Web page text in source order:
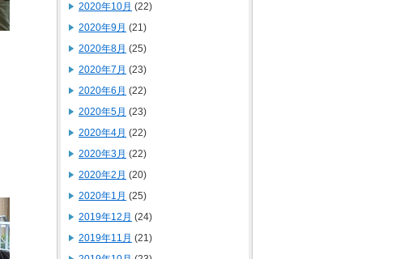
2020年10月 (22)
2020年9月 (21)
2020年8月 (25)
2020年7月 (23)
2020年6月 (22)
2020年5月 (23)
2020年4月 (22)
2020年3月 (22)
2020年2月 (20)
2020年1月 (25)
2019年12月 (24)
2019年11月 (21)